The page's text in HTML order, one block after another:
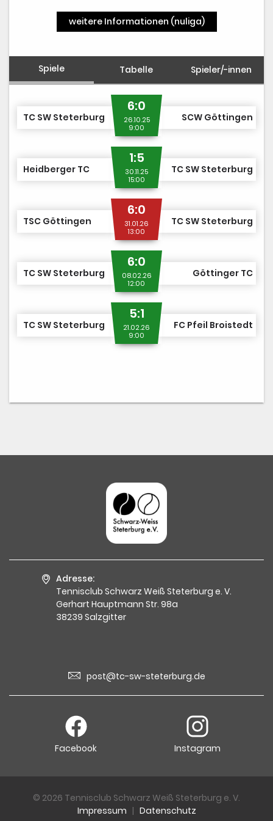
weitere Informationen (nuliga)
Spiele Tabelle Spieler/-innen
TC SW Steterburg
6:0
26.10.25
9:00
SCW Göttingen
Heidberger TC
1:5
30.11.25
15:00
TC SW Steterburg
TSC Göttingen
6:0
31.01.26
13:00
TC SW Steterburg
TC SW Steterburg
6:0
08.02.26
12:00
Göttinger TC
TC SW Steterburg
5:1
21.02.26
9:00
FC Pfeil Broistedt
Adresse:
Tennisclub Schwarz Weiß Steterburg e. V.
Gerhart Hauptmann Str. 98a
38239 Salzgitter
post@tc-sw-steterburg.de
Facebook Instagram
© 2026 Tennisclub Schwarz Weiß Steterburg e. V.
Impressum | Datenschutz